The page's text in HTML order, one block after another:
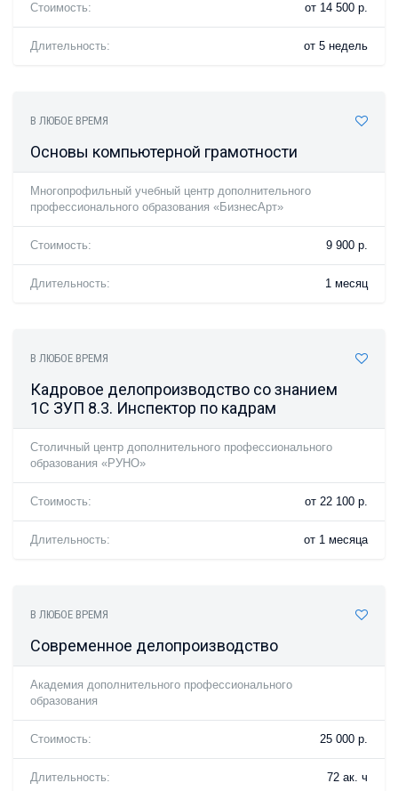
Стоимость: от 14 500 р.
Длительность: от 5 недель
В ЛЮБОЕ ВРЕМЯ
Основы компьютерной грамотности
Многопрофильный учебный центр дополнительного
профессионального образования «БизнесАрт»
Стоимость: 9 900 р.
Длительность: 1 месяц
В ЛЮБОЕ ВРЕМЯ
Кадровое делопроизводство со знанием
1С ЗУП 8.3. Инспектор по кадрам
Столичный центр дополнительного профессионального
образования «РУНО»
Стоимость: от 22 100 р.
Длительность: от 1 месяца
В ЛЮБОЕ ВРЕМЯ
Современное делопроизводство
Академия дополнительного профессионального
образования
Стоимость: 25 000 р.
Длительность: 72 ак. ч